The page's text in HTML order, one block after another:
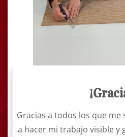
Gracias a todos los que me
a hacer mi trabajo visible y